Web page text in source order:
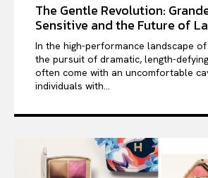
The Gentle Revolution:
Sensitive and the Future of
In the high-performance landscape
the pursuit of dramatic, length-
often come with an uncomfortable
individuals with...